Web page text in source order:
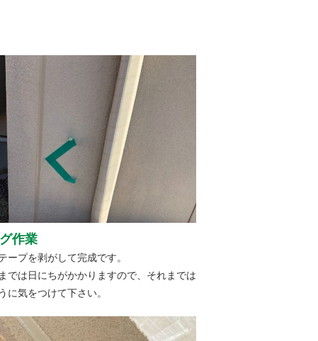
作業
ープを剥がして完成です。
では日にちがかかりますので、それまでは
に気をつけて下さい。